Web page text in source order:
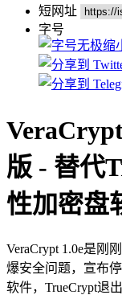
短网址
字号
版 - 替代
性加密盘
VeraCrypt 1.0e是刚
爆安全问题，宣布停
软件，TrueCrypt退